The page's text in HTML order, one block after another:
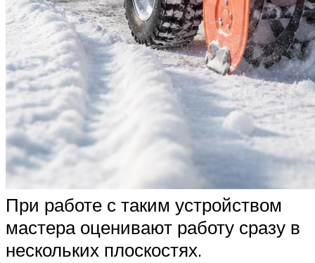
При работе с таким устройством
мастера оценивают работу сразу в
нескольких плоскостях.